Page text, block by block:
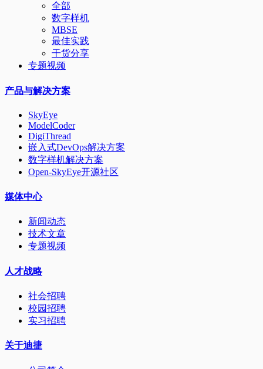
全部
数字样机
MBSE
最佳实践
干货分享
专题视频
产品与解决方案
SkyEye
ModelCoder
DigiThread
嵌入式DevOps解决方案
数字样机解决方案
Open-SkyEye开源社区
媒体中心
新闻动态
技术文章
专题视频
人才战略
社会招聘
校园招聘
实习招聘
关于迪捷